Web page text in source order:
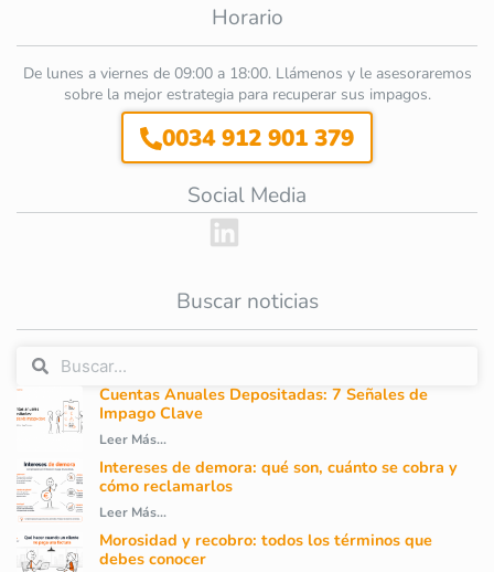
Horario
De lunes a viernes de 09:00 a 18:00. Llámenos y le asesoraremos
sobre la mejor estrategia para recuperar sus impagos.
0034 912 901 379
Social Media
Buscar noticias
Cuentas Anuales Depositadas: 7 Señales de
Impago Clave
Leer Más...
Intereses de demora: qué son, cuánto se cobra y
cómo reclamarlos
Leer Más...
Morosidad y recobro: todos los términos que
debes conocer